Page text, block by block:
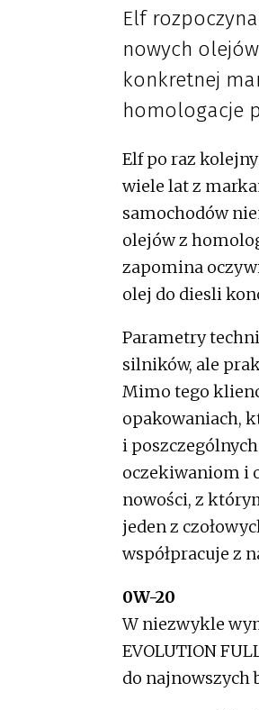
Elf
nowych
konkretnej
homologacje
Elf po raz
wiele lat z
samochodów
olejów z
zapomina
olej do diesli
Parametry
silników, ale
Mimo tego
opakowaniach,
i
oczekiwaniom i
nowości, z
jeden z
współpracuje z
0W-20
W niezwykle
EVOLUTION
do najnowszych